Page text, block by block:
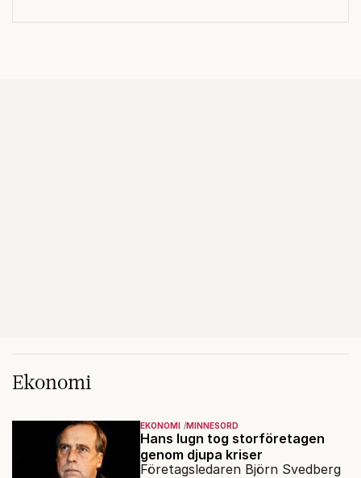
Ekonomi
EKONOMI MINNESORD
Hans lugn tog storföretagen
genom djupa kriser
Företagsledaren Björn Svedberg